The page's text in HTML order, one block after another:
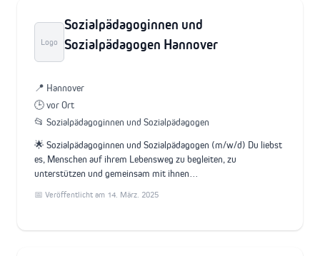
Logo
Sozialpädagoginnen und
Sozialpädagogen Hannover
📍 Hannover
🕒 vor Ort
📂 Sozialpädagoginnen und Sozialpädagogen
🌟 Sozialpädagoginnen und Sozialpädagogen (m/w/d) Du liebst
es, Menschen auf ihrem Lebensweg zu begleiten, zu
unterstützen und gemeinsam mit ihnen…
📅 Veröffentlicht am 14. März. 2025